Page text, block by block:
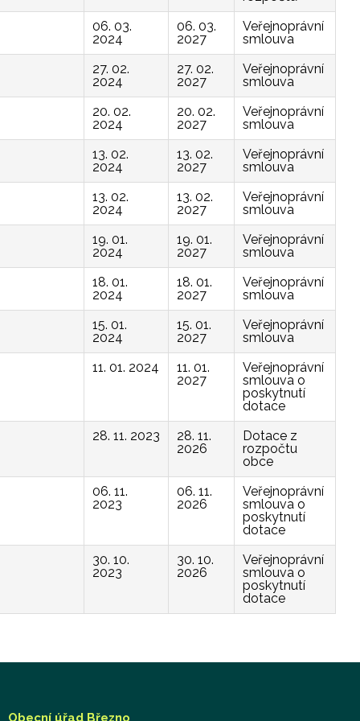
06. 03.
2024
06. 03.
2027
Veřejnoprávní
smlouva
27. 02.
2024
27. 02.
2027
Veřejnoprávní
smlouva
20. 02.
2024
20. 02.
2027
Veřejnoprávní
smlouva
13. 02.
2024
13. 02.
2027
Veřejnoprávní
smlouva
13. 02.
2024
13. 02.
2027
Veřejnoprávní
smlouva
19. 01.
2024
19. 01.
2027
Veřejnoprávní
smlouva
18. 01.
2024
18. 01.
2027
Veřejnoprávní
smlouva
15. 01.
2024
15. 01.
2027
Veřejnoprávní
smlouva
11. 01. 2024
11. 01.
2027
Veřejnoprávní
smlouva o
poskytnutí
dotace
28. 11. 2023
28. 11.
2026
Dotace z
rozpočtu
obce
06. 11.
2023
06. 11.
2026
Veřejnoprávní
smlouva o
poskytnutí
dotace
30. 10.
2023
30. 10.
2026
Veřejnoprávní
smlouva o
poskytnutí
dotace
Obecní úřad Březno